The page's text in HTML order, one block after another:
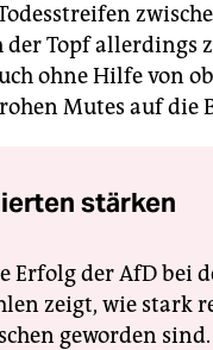
der Topf allerdings
ohne Hilfe von
Mutes auf die
stärken
Erfolg der AfD bei
zeigt, wie stark
geworden